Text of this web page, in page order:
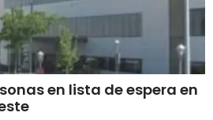
en lista de espera en